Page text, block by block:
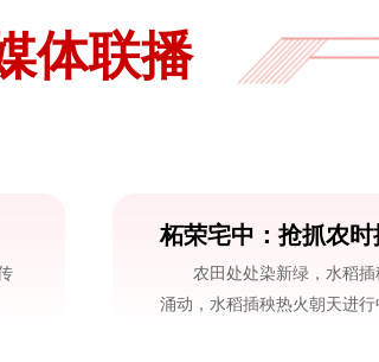
体联播
柘荣宅中：抢抓农
农田处处染新绿，水稻
涌动，水稻插秧热火朝天进